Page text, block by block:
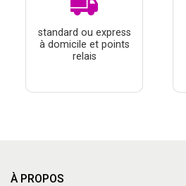
standard ou express
à domicile et points
relais
À PROPOS